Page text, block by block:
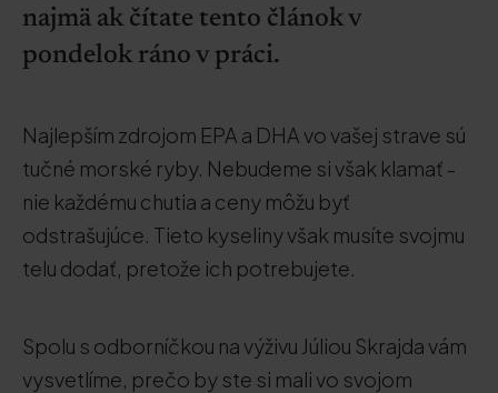
najmä ak čítate tento článok v
pondelok ráno v práci.
Najlepším zdrojom EPA a DHA vo vašej strave sú
tučné morské ryby. Nebudeme si však klamať -
nie každému chutia a ceny môžu byť
odstrašujúce. Tieto kyseliny však musíte svojmu
telu dodať, pretože ich potrebujete.
Spolu s odborníčkou na výživu Júliou Skrajda vám
vysvetlíme, prečo by ste si mali vo svojom